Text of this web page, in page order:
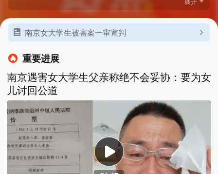
起女儿，不想以后生活在悔恨之中，绝不会妥协，要对得起女儿在我
们身边的22年。
南京女大学生被害案一审宣判
重要进展
南京遇害女大学生父亲称绝不会妥协：要为女
儿讨回公道